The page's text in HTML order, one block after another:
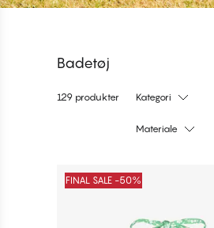
Badetøj
129 produkter Kategori
Materiale
Produkter
FINAL SALE -50%